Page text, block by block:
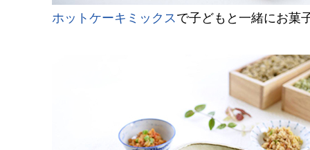
ホットケーキミックスで子どもと一緒にお菓